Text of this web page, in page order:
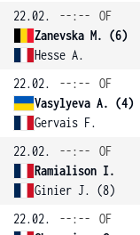
22.02.
--:--
OF
Zanevska M. (6)
Hesse A.
22.02.
--:--
OF
Vasylyeva A. (4)
Gervais F.
22.02.
--:--
OF
Ramialison I.
Ginier J. (8)
22.02. --:--
OF